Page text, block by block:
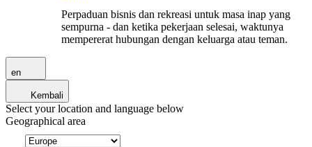
Perpaduan bisnis dan rekreasi untuk masa inap yang
sempurna - dan ketika pekerjaan selesai, waktunya
mempererat hubungan dengan keluarga atau teman.
en
Kembali
Select your location and language below
Geographical area